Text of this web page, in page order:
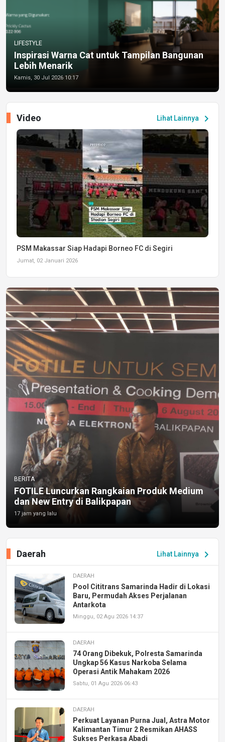
LIFESTYLE
Inspirasi Warna Cat untuk Tampilan Bangunan
Lebih Menarik
Kamis, 30 Jul 2026 10:17
Lihat Lainnya chevron_right
Video
PSM Makassar Siap Hadapi Borneo FC di Segiri
Jumat, 02 Januari 2026
BERITA
FOTILE Luncurkan Rangkaian Produk Medium
dan New Entry di Balikpapan
17 jam yang lalu
Lihat Lainnya chevron_right
Daerah
DAERAH
Pool Cititrans Samarinda Hadir di Lokasi
Baru, Permudah Akses Perjalanan
Antarkota
Minggu, 02 Agu 2026 14:37
DAERAH
74 Orang Dibekuk, Polresta Samarinda
Ungkap 56 Kasus Narkoba Selama
Operasi Antik Mahakam 2026
Sabtu, 01 Agu 2026 06:43
DAERAH
Perkuat Layanan Purna Jual, Astra Motor
Kalimantan Timur 2 Resmikan AHASS
Sukses Perkasa Abadi